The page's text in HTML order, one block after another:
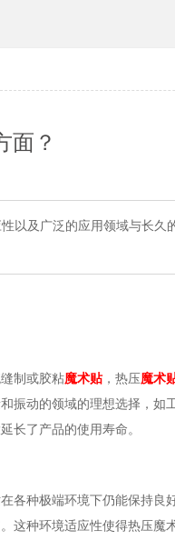
面？
以及广泛的应用领域与长久
制或胶粘魔术贴，热压魔术
振动的领域的理想选择，如
长了产品的使用寿命。
各种极端环境下仍能保持良
这种环境适应性使得热压魔